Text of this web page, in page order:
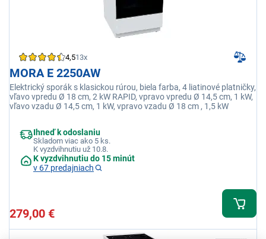
4,513x
MORA E 2250AW
Elektrický sporák s klasickou rúrou, biela farba, 4 liatinové platničky,
vľavo vpredu Ø 18 cm, 2 kW RAPID, vpravo vpredu Ø 14,5 cm, 1 kW,
vľavo vzadu Ø 14,5 cm, 1 kW, vpravo vzadu Ø 18 cm , 1,5 kW
Ihneď k odoslaniu
Skladom viac ako 5 ks.
K vyzdvihnutiu už 10.8.
K vyzdvihnutiu do 15 minút
v 67 predajniach
279,00 €